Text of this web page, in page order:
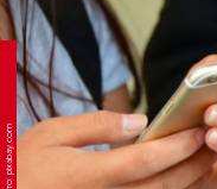
Фото: pixabay.com